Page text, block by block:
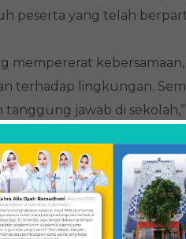
peserta yang telah
mempererat
terhadap lingkungan.
jawab di
sama yang terjalin, acara
Smamda. Dengan adanya
lingkungan dapat